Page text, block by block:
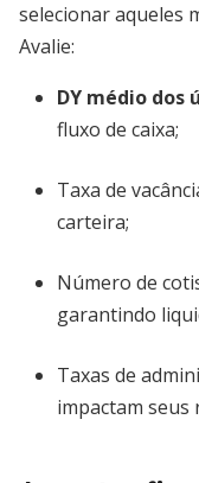
selecionar aqueles
Avalie:
DY médio dos
fluxo de caixa;
Taxa de
carteira;
Número de
garantindo
Taxas de
impactam seus